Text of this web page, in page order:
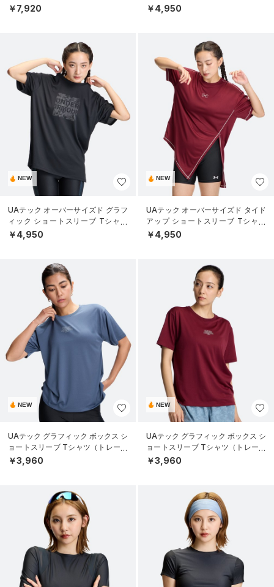
ング/WOMEN）
￥7,920
（トレーニング/WOMEN）
￥4,950
NEW
UAテック オーバーサイズド グラフ
ィック ショートスリーブ Tシャツ
（トレーニング/WOMEN）
￥4,950
NEW
UAテック オーバーサイズド タイド
アップ ショートスリーブ Tシャツ
（トレーニング/WOMEN）
￥4,950
NEW
UAテック グラフィック ボックス シ
ョートスリーブ Tシャツ（トレーニ
ング/WOMEN）
￥3,960
NEW
UAテック グラフィック ボックス シ
ョートスリーブ Tシャツ（トレーニ
ング/WOMEN）
￥3,960